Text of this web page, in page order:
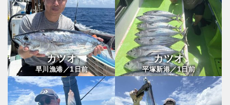
カツオ
早川漁港／1日前
カツオ
平塚新港／1日前